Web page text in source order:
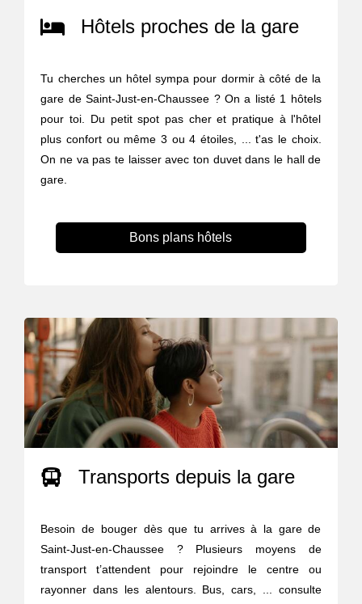
Hôtels proches de la gare
Tu cherches un hôtel sympa pour dormir à côté de la
gare de Saint-Just-en-Chaussee ? On a listé 1 hôtels
pour toi. Du petit spot pas cher et pratique à l'hôtel
plus confort ou même 3 ou 4 étoiles, ... t'as le choix.
On ne va pas te laisser avec ton duvet dans le hall de
gare.
Bons plans hôtels
Transports depuis la gare
Besoin de bouger dès que tu arrives à la gare de
Saint-Just-en-Chaussee ? Plusieurs moyens de
transport t’attendent pour rejoindre le centre ou
rayonner dans les alentours. Bus, cars, ... consulte